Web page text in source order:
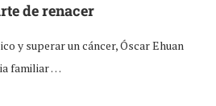
de renacer
y superar un cáncer, Óscar Ehuan
familiar …